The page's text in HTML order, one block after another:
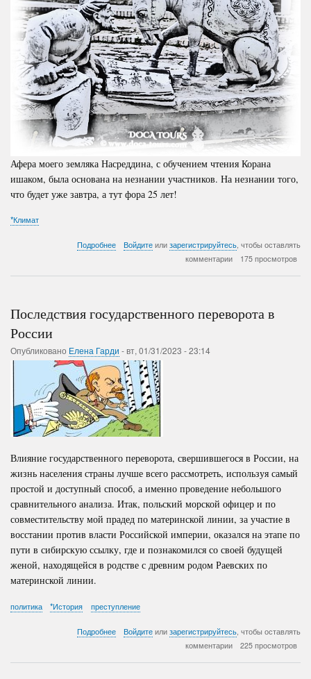
Афера моего земляка Насреддина, с обучением чтения Корана
ишаком, была основана на незнании участников. На незнании того,
что будет уже завтра, а тут фора 25 лет!
*Климат
Подробнее
Ишак
Войдите или зарегистрируйтесь, чтобы оставлять
комментарии
175 просмотров
Последствия государственного переворота в
России
Опубликовано Елена Гарди -вт, 01/31/2023 - 23:14
Влияние государственного переворота, свершившегося в России, на
жизнь населения страны лучше всего рассмотреть, используя самый
простой и доступный способ, а именно проведение небольшого
сравнительного анализа. Итак, польский морской офицер и по
совместительству мой прадед по материнской линии, за участие в
восстании против власти Российской империи, оказался на этапе по
пути в сибирскую ссылку, где и познакомился со своей будущей
женой, находящейся в родстве с древним родом Раевских по
материнской линии.
политика *История преступление
Подробнее
переворота
Войдите или зарегистрируйтесь , чтобы оставлять
комментарии
225 просмотров